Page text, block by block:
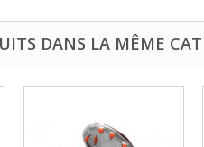
DANS LA MÊME